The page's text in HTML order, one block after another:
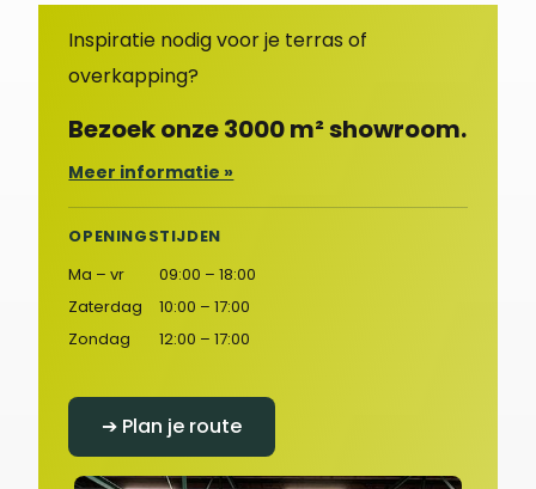
Inspiratie nodig voor je terras of
overkapping?
Bezoek onze 3000 m² showroom.
Meer informatie »
OPENINGSTIJDEN
Ma – vr
09:00 – 18:00
Zaterdag
10:00 – 17:00
Zondag
12:00 – 17:00
➔ Plan je route